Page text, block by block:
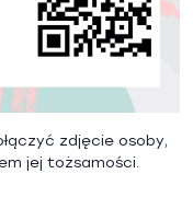
zdjęcie osoby,
jej tożsamości.